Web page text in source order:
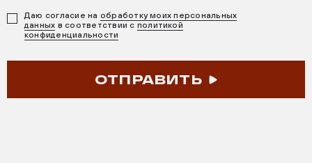
Даю согласие на обработку моих персональных
данных в соответствии с политикой
конфиденциальности
ОТПРАВИТЬ